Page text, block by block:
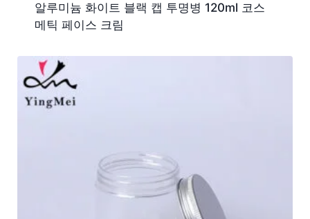
알루미늄 화이트 블랙 캡 투명병 120ml 코스
메틱 페이스 크림